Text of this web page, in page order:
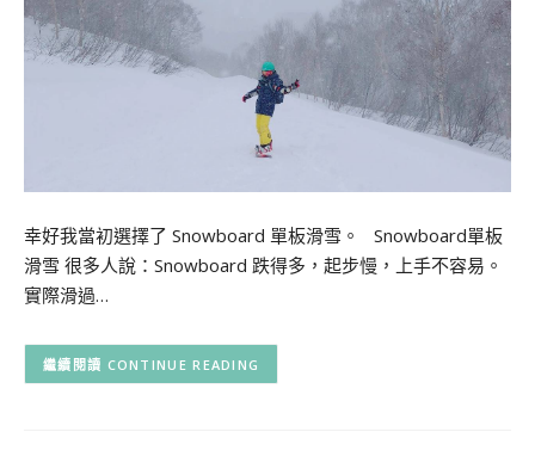
幸好我當初選擇了 Snowboard 單板滑雪。 Snowboard單板
滑雪 很多人說：Snowboard 跌得多，起步慢，上手不容易。
實際滑過…
CONTINUE READING